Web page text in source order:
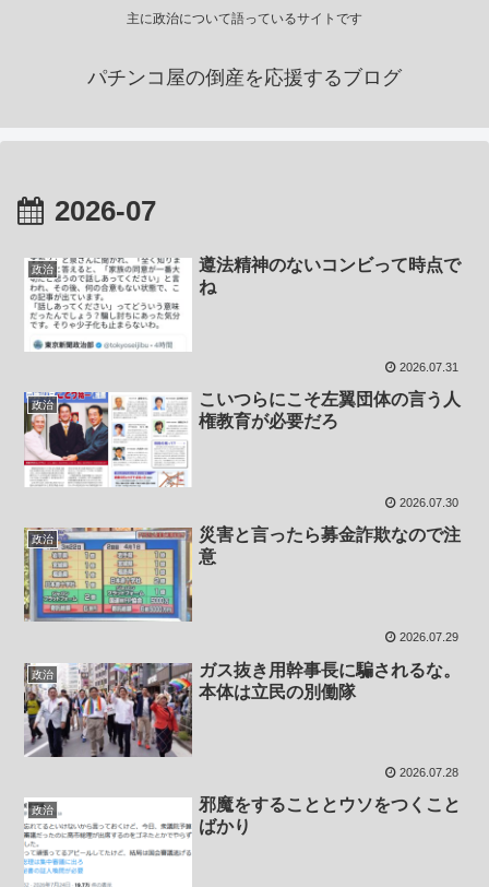
主に政治について語っているサイトです
パチンコ屋の倒産を応援するブログ
2026-07
政治
遵法精神のないコンビって時点で
ね
2026.07.31
政治
こいつらにこそ左翼団体の言う人
権教育が必要だろ
2026.07.30
政治
災害と言ったら募金詐欺なので注
意
2026.07.29
政治
ガス抜き用幹事長に騙されるな。
本体は立民の別働隊
2026.07.28
政治
邪魔をすることとウソをつくこと
ばかり